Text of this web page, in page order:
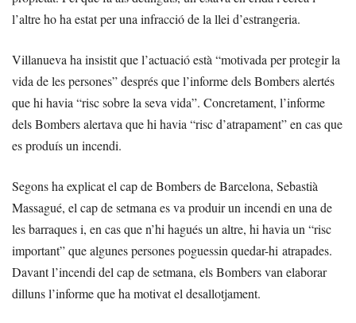
l’altre ho ha estat per una infracció de la llei d’estrangeria.
Villanueva ha insistit que l’actuació està “motivada per protegir la
vida de les persones” després que l’informe dels Bombers alertés
que hi havia “risc sobre la seva vida”. Concretament, l’informe
dels Bombers alertava que hi havia “risc d’atrapament” en cas que
es produís un incendi.
Segons ha explicat el cap de Bombers de Barcelona, Sebastià
Massagué, el cap de setmana es va produir un incendi en una de
les barraques i, en cas que n’hi hagués un altre, hi havia un “risc
important” que algunes persones poguessin quedar-hi atrapades.
Davant l’incendi del cap de setmana, els Bombers van elaborar
dilluns l’informe que ha motivat el desallotjament.